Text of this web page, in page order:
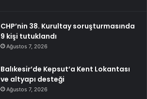
CHP’nin 38. Kurultay soruşturmasında
9 kişi tutuklandı
Ağustos 7, 2026
Balıkesir’de Kepsut’a Kent Lokantası
ve altyapı desteği
Ağustos 7, 2026